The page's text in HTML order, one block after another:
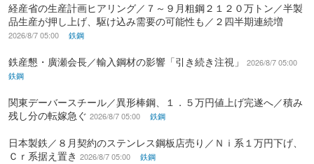
経産省の生産計画ヒアリング／７～９月粗鋼２１２０万トン／半製
品生産が押し上げ、駆け込み需要の可能性も／２四半期連続増
2026/8/7 05:00 鉄鋼
鉄産懇・廣瀬会長／輸入鋼材の影響「引き続き注視」
2026/8/7 05:00
鉄鋼
関東デーバースチール／異形棒鋼、１．５万円値上げ完遂へ／積み
残し分の転嫁急ぐ 2026/8/7 05:00 鉄鋼
日本製鉄／８月契約のステンレス鋼板店売り／Ｎｉ系１万円下げ、
Ｃｒ系据え置き 2026/8/7 05:00 鉄鋼